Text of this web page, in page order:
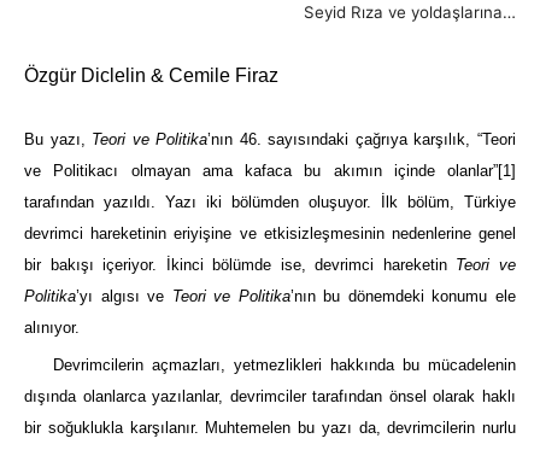
Seyid Rıza ve yoldaşlarına…
Özgür Diclelin & Cemile Firaz
Bu yazı, Teori ve Politika’nın 46. sayısındaki çağrıya karşılık, “Teori
ve Politikacı olmayan ama kafaca bu akımın içinde olanlar”[1]
tarafından yazıldı. Yazı iki bölümden oluşuyor. İlk bölüm, Türkiye
devrimci hareketinin eriyişine ve etkisizleşmesinin nedenlerine genel
bir bakışı içeriyor. İkinci bölümde ise, devrimci hareketin Teori ve
Politika’yı algısı ve Teori ve Politika’nın bu dönemdeki konumu ele
alınıyor.
Devrimcilerin açmazları, yetmezlikleri hakkında bu mücadelenin
dışında olanlarca yazılanlar, devrimciler tarafından önsel olarak haklı
bir soğuklukla karşılanır. Muhtemelen bu yazı da, devrimcilerin nurlu